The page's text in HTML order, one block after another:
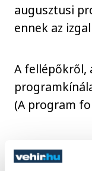
augusztusi
ennek az
A fellépőkről,
(A program
kultúra